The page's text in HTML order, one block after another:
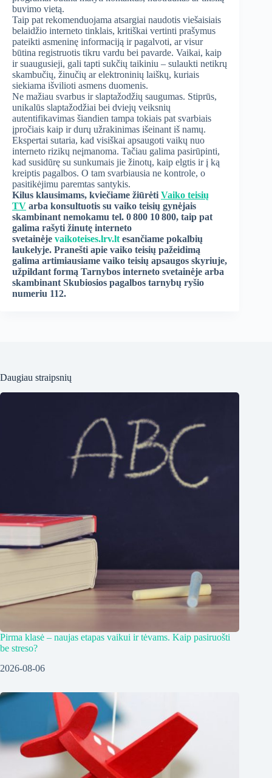
buvimo vietą.
Taip pat rekomenduojama atsargiai naudotis viešaisiais
belaidžio interneto tinklais, kritiškai vertinti prašymus
pateikti asmeninę informaciją ir pagalvoti, ar visur
būtina registruotis tikru vardu bei pavarde. Vaikai, kaip
ir suaugusieji, gali tapti sukčių taikiniu – sulaukti netikrų
skambučių, žinučių ar elektroninių laiškų, kuriais
siekiama išvilioti asmens duomenis.
Ne mažiau svarbus ir slaptažodžių saugumas. Stiprūs,
unikalūs slaptažodžiai bei dviejų veiksnių
autentifikavimas šiandien tampa tokiais pat svarbiais
įpročiais kaip ir durų užrakinimas išeinant iš namų.
Ekspertai sutaria, kad visiškai apsaugoti vaikų nuo
interneto rizikų neįmanoma. Tačiau galima pasirūpinti,
kad susidūrę su sunkumais jie žinotų, kaip elgtis ir į ką
kreiptis pagalbos. O tam svarbiausia ne kontrole, o
pasitikėjimu paremtas santykis.
Kilus klausimams, kviečiame žiūrėti Vaiko teisių
TV arba konsultuotis su vaiko teisių gynėjais
skambinant nemokamu tel. 0 800 10 800, taip pat
galima rašyti žinutę interneto
svetainėje vaikoteises.lrv.lt esančiame pokalbių
laukelyje. Pranešti apie vaiko teisių pažeidimą
galima artimiausiame vaiko teisių apsaugos skyriuje,
užpildant formą Tarnybos interneto svetainėje arba
skambinant Skubiosios pagalbos tarnybų ryšio
numeriu 112.
Daugiau straipsnių
Pirma klasė – naujas etapas vaikui ir tėvams. Kaip pasiruošti
be streso?
2026-08-06